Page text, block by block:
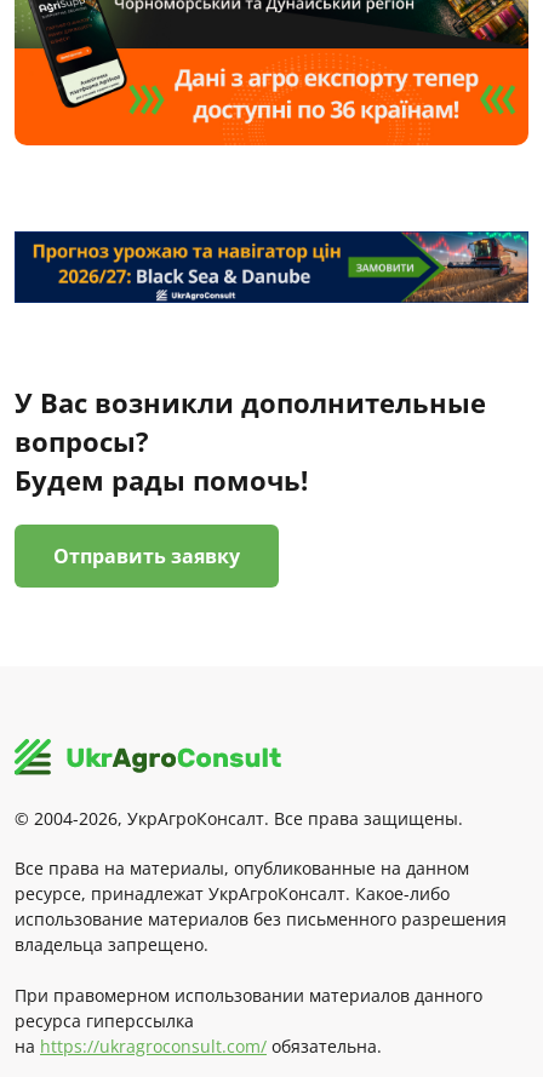
У Вас возникли дополнительные
вопросы?
Будем рады помочь!
Отправить заявку
© 2004-2026, УкрАгроКонсалт. Все права защищены.
Все права на материалы, опубликованные на данном
ресурсе, принадлежат УкрАгроКонсалт. Какое-либо
использование материалов без письменного разрешения
владельца запрещено.
При правомерном использовании материалов данного
ресурса гиперссылка
на https://ukragroconsult.com/ обязательна.